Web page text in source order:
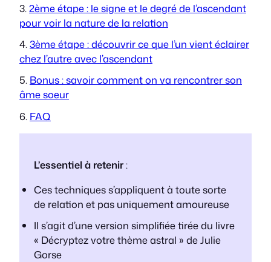
2ème étape : le signe et le degré de l’ascendant
pour voir la nature de la relation
3ème étape : découvrir ce que l’un vient éclairer
chez l’autre avec l’ascendant
Bonus : savoir comment on va rencontrer son
âme soeur
FAQ
L’essentiel à retenir:
Ces techniques s’appliquent à toute sorte
de relation et pas uniquement amoureuse
Il s’agit d’une version simplifiée tirée du livre
« Décryptez votre thème astral » de Julie
Gorse